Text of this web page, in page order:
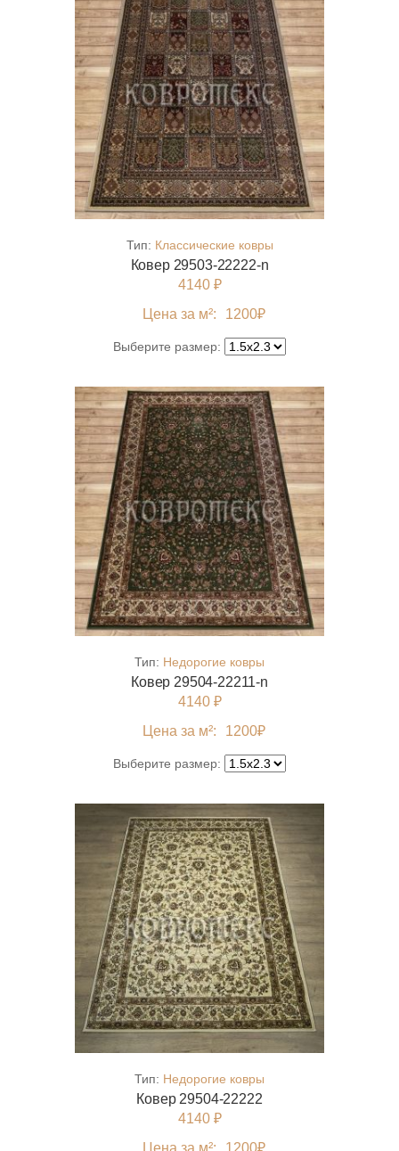
Тип: Классические ковры
Ковер 29503-22222-n
4140 ₽
Цена за м²:
1200₽
Выберите размер:
Тип: Недорогие ковры
Ковер 29504-22211-n
4140 ₽
Цена за м²:
1200₽
Выберите размер:
Тип: Недорогие ковры
Ковер 29504-22222
4140 ₽
Цена за м²:
1200₽